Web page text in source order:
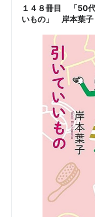
で選んだ好きなもの
は「未来の自分にフィ
１４８冊目 「50
いもの」 岸本葉子